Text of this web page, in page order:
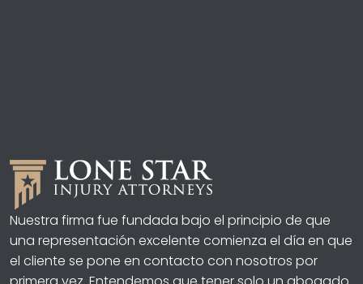
Nuestra firma fue fundada bajo el principio de que
una representación excelente comienza el día en que
el cliente se pone en contacto con nosotros por